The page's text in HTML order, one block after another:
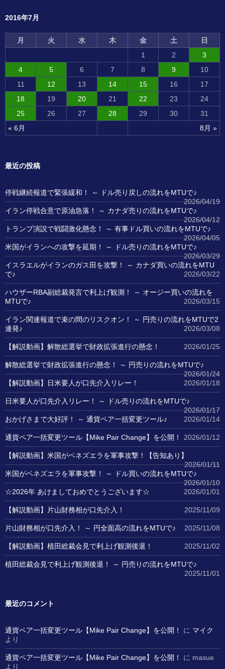
2016年7月
月 火 水 木 金 土 日
« 6月 8月 »
1 2
3
4
5 6 7 8 9
10
11
12 13 14 15 16
17
18
19 20 21 22 23
24
25
26 27 28 29 30 31
最近の投稿
停戦継続報道で緊張緩和！ ～ ドル売り戻しの流れをMTUで♪
2026/04/19
イラン停戦合意で原油急落！ ～ カナダ売りの流れをMTUで♪
2026/04/12
トランプ演説で戦闘激化懸念！ ～ 有事ドル買いの流れをMTUで♪
2026/04/05
米国がイランへの攻撃を延期！ ～ ドル売りの流れをMTUで♪
2026/03/29
イスラエルがイランのガス田を攻撃！ ～ カナダ買いの流れをMTU
で♪
2026/03/22
ハウザーRBA副総裁発言で利上げ観測！ ～ オージー買いの流れを
MTUで♪
2026/03/15
イラン関連報道で束の間のリスクオン！ ～ 円売りの流れをMTUで2
連発♪
2026/03/08
【解説動画】解散総選挙で財政拡張進行の懸念！ 2026/01/25
解散総選挙で財政拡張進行の懸念！ ～ 円売りの流れをMTUで♪
2026/01/24
【解説動画】日米要人が口先介入リレー！
2026/01/18
日米要人が口先介入リレー！ ～ ドル売りの流れをMTUで♪
2026/01/17
おかげさまで大好評！ ～ 通貨ペア一括変更ツール♪
2026/01/14
通貨ペア一括変更ツール【Mike Pair Change】を公開！ 2026/01/12
【解説動画】米国がベネズエラを軍事攻撃！【告知あり】
2026/01/11
米国がベネズエラを軍事攻撃！ ～ ドル買いの流れをMTUで♪
2026/01/10
☆2026年 あけましておめでとうございます☆
2026/01/01
【解説動画】片山財務相が口先介入！ 2025/11/09
片山財務相が口先介入！ ～ 円全面高の流れをMTUで♪ 2025/11/08
【解説動画】植田総裁会見で利上げ観測後退！ 2025/11/02
植田総裁会見で利上げ観測後退！ ～ 円売りの流れをMTUで♪
2025/11/01
最近のコメント
通貨ペア一括変更ツール【Mike Pair Change】を公開！ に マイク
より
通貨ペア一括変更ツール【Mike Pair Change】を公開！ に masue
より